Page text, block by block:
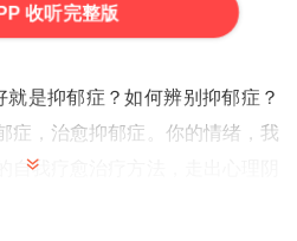
收听完整版
就是抑郁症？如何辨别抑郁症？
症，治愈抑郁症。你的情绪，我
自我疗愈治疗方法，走出心理阴